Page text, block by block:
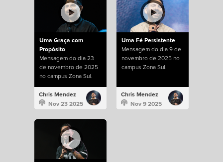
Uma Graça com
Propósito
Mensagem do dia 23
de novembro de 2025
no campus Zona Sul.
Chris Mendez
Nov 23 2025
Uma Fé Persistente
Mensagem do dia 9 de
novembro de 2025 no
campus Zona Sul.
Chris Mendez
Nov 9 2025